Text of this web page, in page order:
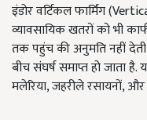
इंडोर वर्टिकल फार्मिंग
व्यावसायिक खतरों को भी
तक पहुंच की अनुमति नहीं
बीच संघर्ष समाप्त हो जाता
मलेरिया, जहरीले रसायनों,